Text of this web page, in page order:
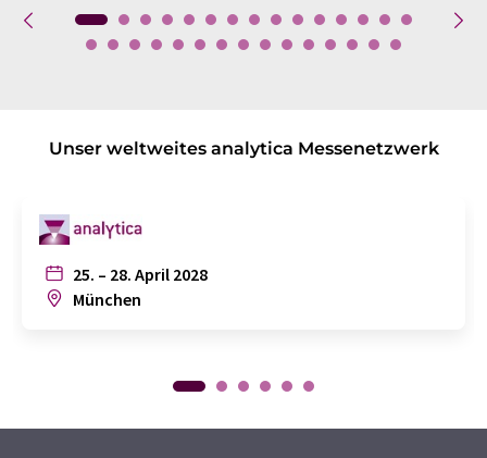
Unser weltweites analytica Messenetzwerk
25. – 28. April 2028
München